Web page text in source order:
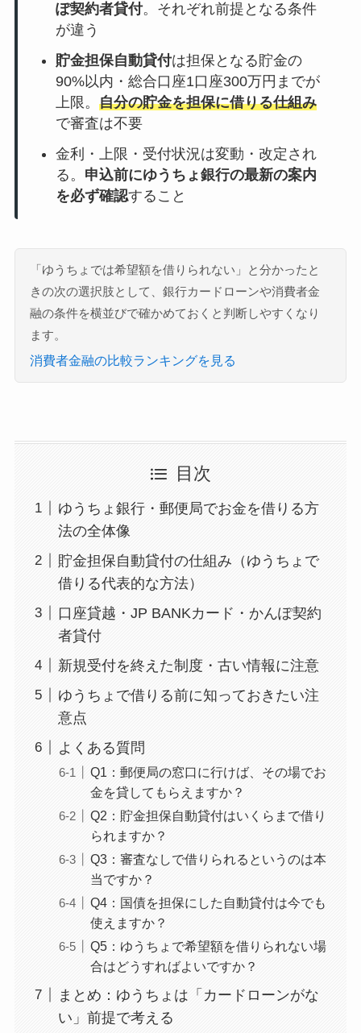
ぽ契約者貸付。それぞれ前提となる条件
が違う
貯金担保自動貸付は担保となる貯金の
90%以内・総合口座1口座300万円までが
上限。 自分の貯金を担保に借りる仕組み
で審査は不要
金利・上限・受付状況は変動・改定され
る。 申込前にゆうちょ銀行の最新の案内
を必ず確認すること
「ゆうちょでは希望額を借りられない」と分かったと
きの次の選択肢として、銀行カードローンや消費者金
融の条件を横並びで確かめておくと判断しやすくなり
ます。
消費者金融の比較ランキングを見る
目次
ゆうちょ銀行・郵便局でお金を借りる方
法の全体像
貯金担保自動貸付の仕組み（ゆうちょで
借りる代表的な方法）
口座貸越・JP BANKカード・かんぽ契約
者貸付
新規受付を終えた制度・古い情報に注意
ゆうちょで借りる前に知っておきたい注
意点
よくある質問
Q1：郵便局の窓口に行けば、その場でお
金を貸してもらえますか？
Q2：貯金担保自動貸付はいくらまで借り
られますか？
Q3：審査なしで借りられるというのは本
当ですか？
Q4：国債を担保にした自動貸付は今でも
使えますか？
Q5：ゆうちょで希望額を借りられない場
合はどうすればよいですか？
まとめ：ゆうちょは「カードローンがな
い」前提で考える